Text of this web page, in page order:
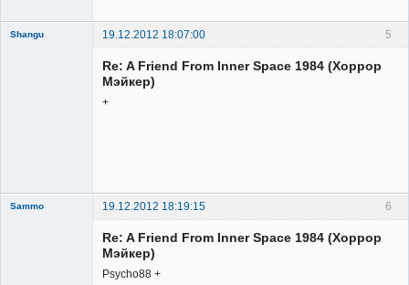
5
Shangu 19.12.2012 18:07:00
Re: A Friend From Inner Space 1984 (Хоррор
Мэйкер)
+
6
Sammo
19.12.2012 18:19:15
Re: A Friend From Inner Space 1984 (Хоррор
Мэйкер)
Psycho88 +